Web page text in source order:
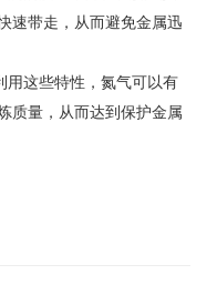
速带走，从而避免金属迅
这些特性，氮气可以有
质量，从而达到保护金属